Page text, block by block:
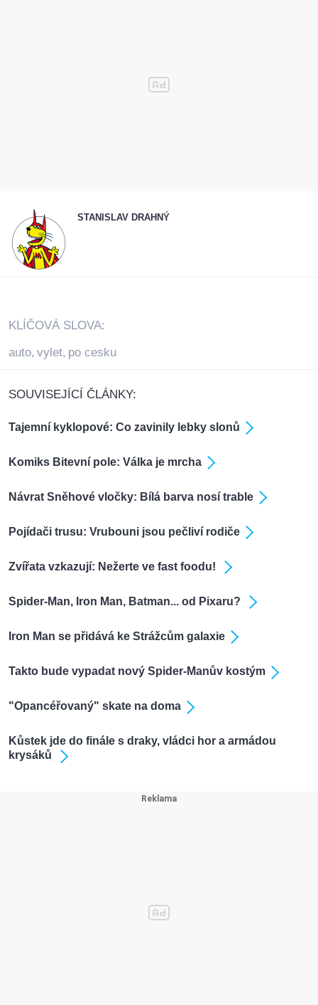
STANISLAV DRAHNÝ
KLÍČOVÁ SLOVA:
auto, vylet, po cesku
SOUVISEJÍCÍ ČLÁNKY:
Tajemní kyklopové: Co zavinily lebky slonů
Komiks Bitevní pole: Válka je mrcha
Návrat Sněhové vločky: Bílá barva nosí trable
Pojídači trusu: Vrubouni jsou pečliví rodiče
Zvířata vzkazují: Nežerte ve fast foodu!
Spider-Man, Iron Man, Batman... od Pixaru?
Iron Man se přidává ke Strážcům galaxie
Takto bude vypadat nový Spider-Manův kostým
"Opancéřovaný" skate na doma
Kůstek jde do finále s draky, vládci hor a armádou
krysáků